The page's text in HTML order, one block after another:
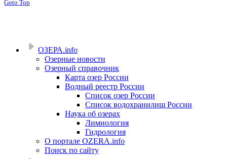
Goto Top
ОЗЕРА.info
Озерные новости
Озерный справочник
Карта озер России
Водный реестр России
Список озер России
Список водохранилищ России
Наука об озерах
Лимнология
Гидрология
О портале OZERA.info
Поиск по сайту